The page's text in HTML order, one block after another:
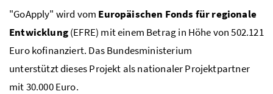
"GoApply" wird vom Europäischen Fonds für regionale
Entwicklung(EFRE) mit einem Betrag in Höhe von 502.121
Euro kofinanziert. Das Bundesministerium
unterstützt dieses Projekt als nationaler Projektpartner
mit 30.000 Euro.